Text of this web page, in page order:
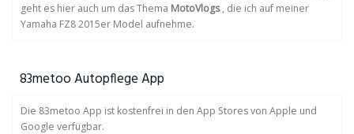
geht es hier auch um das Thema MotoVlogs, die ich auf meiner
Yamaha FZ8 2015er Model aufnehme.
83metoo Autopflege App
Die 83metoo App ist kostenfrei in den App Stores von Apple und
Google verfügbar.